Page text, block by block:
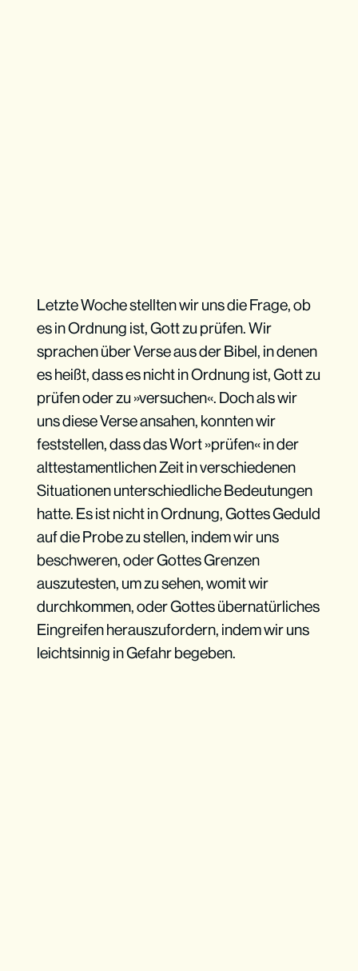
Letzte Woche stellten wir uns die Frage, ob
es in Ordnung ist, Gott zu prüfen. Wir
sprachen über Verse aus der Bibel, in denen
es heißt, dass es nicht in Ordnung ist, Gott zu
prüfen oder zu »versuchen«. Doch als wir
uns diese Verse ansahen, konnten wir
feststellen, dass das Wort »prüfen« in der
alttestamentlichen Zeit in verschiedenen
Situationen unterschiedliche Bedeutungen
hatte. Es ist nicht in Ordnung, Gottes Geduld
auf die Probe zu stellen, indem wir uns
beschweren, oder Gottes Grenzen
auszutesten, um zu sehen, womit wir
durchkommen, oder Gottes übernatürliches
Eingreifen herauszufordern, indem wir uns
leichtsinnig in Gefahr begeben.